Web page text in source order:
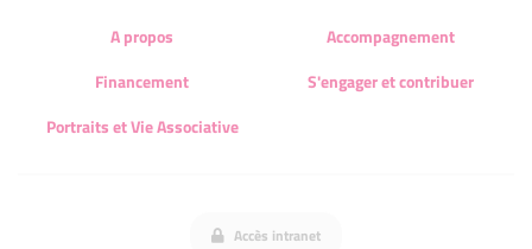
A propos
Accompagnement
Financement
S'engager et contribuer
Portraits et Vie Associative
Accès intranet